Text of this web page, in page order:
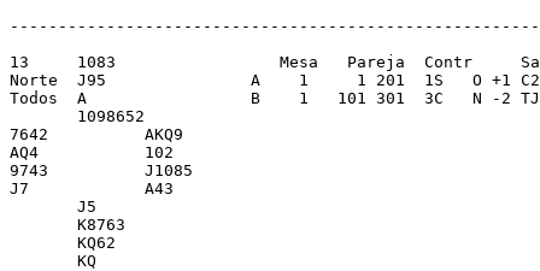
13     1083                 Mesa   Pareja  Contr     Sal
Norte  J95               A    1     1 201  1S   O +1
Todos  A                 B    1   101 301  3C   N -2
       1098652
7642          AKQ9
AQ4           102
9743          J1085
J7            A43
       J5
       K8763
       KQ62
       KQ